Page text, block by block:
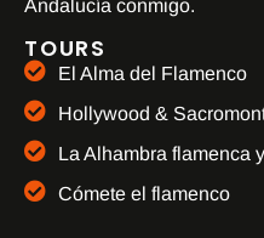
Andalucía conmigo.
TOURS
El Alma del Flamenco
Hollywood &
La Alhambra flamenca
Cómete el flamenco